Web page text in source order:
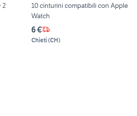
2
10 cinturini compatibili con Apple
Watch
6 €
Chieti(CH)